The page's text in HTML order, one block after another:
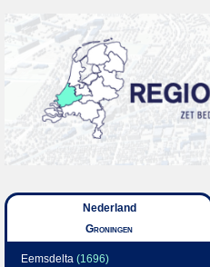
Nederland
Groningen
Eemsdelta (1696)